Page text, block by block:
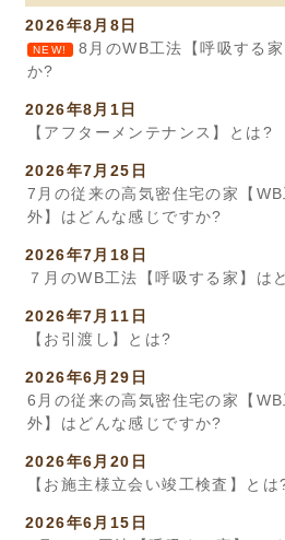
2026年8月8日
NEW!
8月のWB工法【呼吸する
か?
2026年8月1日
【アフターメンテナンス】とは?
2026年7月25日
7月の従来の高気密住宅の家【
外】はどんな感じですか?
2026年7月18日
７月のWB工法【呼吸する家】は
2026年7月11日
【お引渡し】とは?
2026年6月29日
6月の従来の高気密住宅の家【
外】はどんな感じですか?
2026年6月20日
【お施主様立会い竣工検査】とは
2026年6月15日